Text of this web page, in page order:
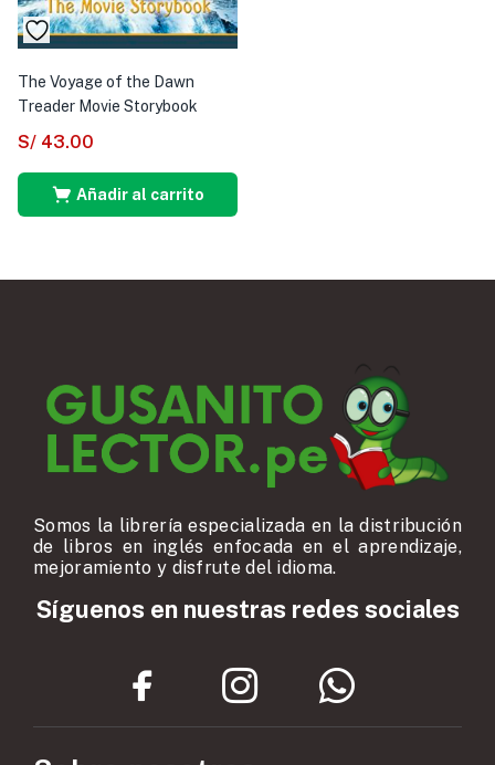
The Voyage of the Dawn
Treader Movie Storybook
S/ 43.00
Añadir al carrito
Somos la librería especializada en la distribución
de libros en inglés enfocada en el aprendizaje,
mejoramiento y disfrute del idioma.
Síguenos en nuestras redes sociales